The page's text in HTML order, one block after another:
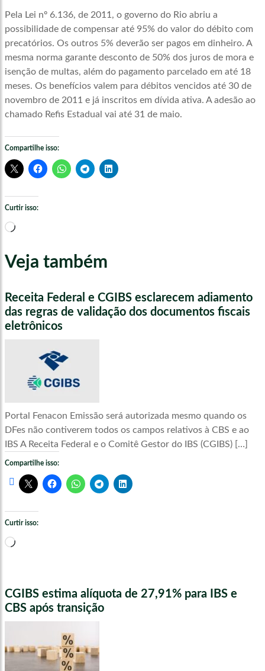
Pela Lei nº 6.136, de 2011, o governo do Rio abriu a
possibilidade de compensar até 95% do valor do débito com
precatórios. Os outros 5% deverão ser pagos em dinheiro. A
mesma norma garante desconto de 50% dos juros de mora e
isenção de multas, além do pagamento parcelado em até 18
meses. Os benefícios valem para débitos vencidos até 30 de
novembro de 2011 e já inscritos em dívida ativa. A adesão ao
chamado Refis Estadual vai até 31 de maio.
Compartilhe isso:
Curtir isso:
Carregando...
Veja também
Receita Federal e CGIBS esclarecem adiamento
das regras de validação dos documentos fiscais
eletrônicos
Portal Fenacon Emissão será autorizada mesmo quando os
DFes não contiverem todos os campos relativos à CBS e ao
IBS A Receita Federal e o Comitê Gestor do IBS (CGIBS) […]
Compartilhe isso:
Curtir isso:
Carregando...
CGIBS estima alíquota de 27,91% para IBS e
CBS após transição